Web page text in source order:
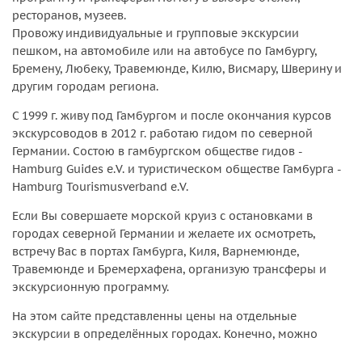
ресторанов, музеев.
Провожу индивидуальные и групповые экскурсии
пешком, на автомобиле или на автобусе по Гамбургу,
Бремену, Любеку, Травемюнде, Килю, Висмару, Шверину и
другим городам региона.
С 1999 г. живу под Гамбургом и после окончания курсов
экскурсоводов в 2012 г. работаю гидом по северной
Германии. Состою в гамбургском обществе гидов -
Hamburg Guides e.V. и туристическом обществе Гамбурга -
Hamburg Tourismusverband e.V.
Если Вы совершаете морской круиз с остановками в
городах северной Германии и желаете их осмотреть,
встречу Вас в портах Гамбурга, Киля, Варнемюнде,
Травемюнде и Бремерхафена, организую трансферы и
экскурсионную программу.
На этом сайте представленны цены на отдельные
экскурсии в определённых городах. Конечно, можно